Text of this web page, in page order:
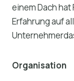
einem Dach hat
Erfahrung auf
Organisation